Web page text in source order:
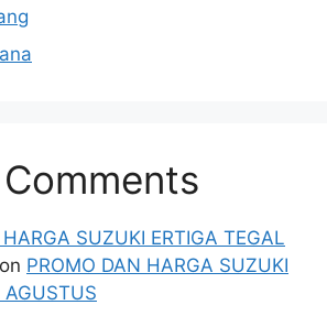
SUZUKI ERTIGA TEGAL
on PROMO DAN HARGA SUZUKI